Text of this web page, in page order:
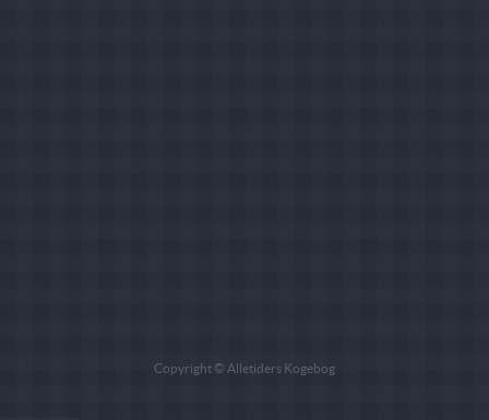
Copyright © Alletiders Kogebog